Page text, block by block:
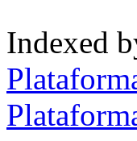
Indexed